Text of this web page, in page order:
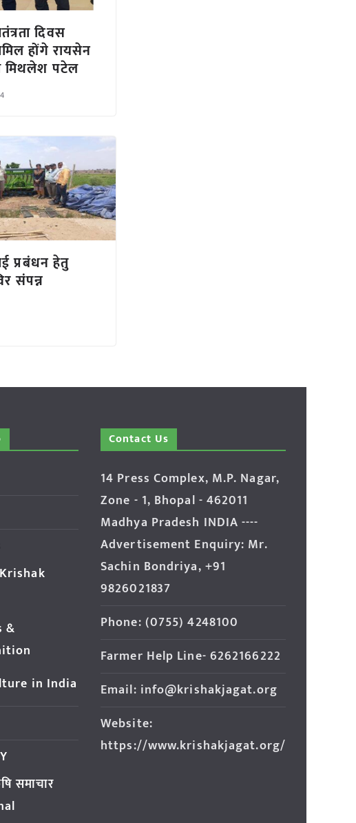
दिवस
होंगे रायसेन
मिथलेश पटेल
प्रबंधन हेतु
संपन्न
&
in India
समाचार
Contact Us
14 Press Complex, M.P. Nagar,
Zone - 1, Bhopal - 462011
Madhya Pradesh INDIA ----
Advertisement Enquiry: Mr.
Sachin Bondriya, +91
9826021837
Phone: (0755) 4248100
Farmer Help Line- 6262166222
Email: info@krishakjagat.org
Website:
https://www.krishakjagat.org/